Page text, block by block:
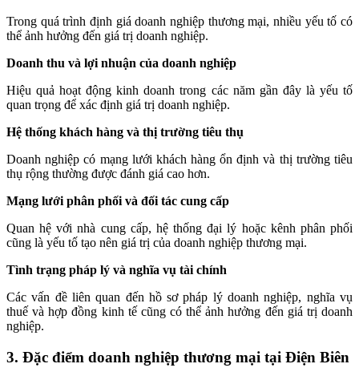
Trong quá trình định giá doanh nghiệp thương mại, nhiều yếu tố có
thể ảnh hưởng đến giá trị doanh nghiệp.
Doanh thu và lợi nhuận của doanh nghiệp
Hiệu quả hoạt động kinh doanh trong các năm gần đây là yếu tố
quan trọng để xác định giá trị doanh nghiệp.
Hệ thống khách hàng và thị trường tiêu thụ
Doanh nghiệp có mạng lưới khách hàng ổn định và thị trường tiêu
thụ rộng thường được đánh giá cao hơn.
Mạng lưới phân phối và đối tác cung cấp
Quan hệ với nhà cung cấp, hệ thống đại lý hoặc kênh phân phối
cũng là yếu tố tạo nên giá trị của doanh nghiệp thương mại.
Tình trạng pháp lý và nghĩa vụ tài chính
Các vấn đề liên quan đến hồ sơ pháp lý doanh nghiệp, nghĩa vụ
thuế và hợp đồng kinh tế cũng có thể ảnh hưởng đến giá trị doanh
nghiệp.
3. Đặc điểm doanh nghiệp thương mại tại Điện Biên